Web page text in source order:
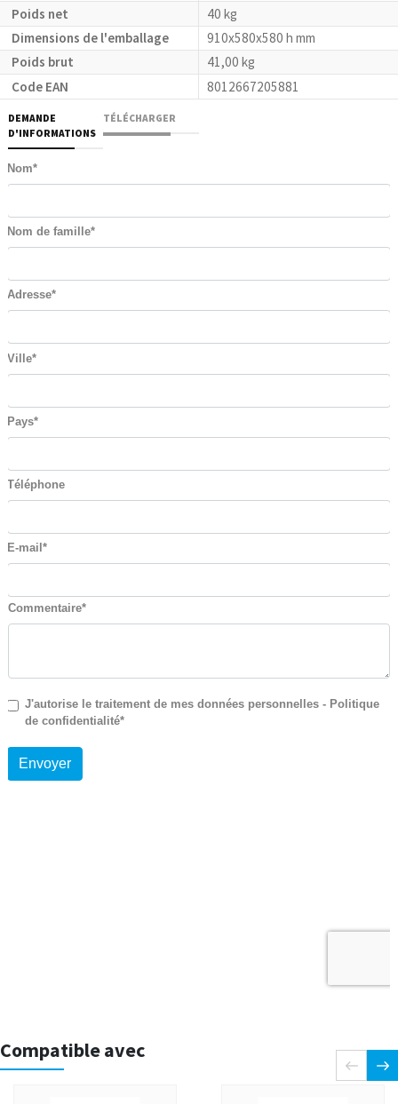
Poids net
40 kg
Dimensions de l'emballage
910x580x580 h mm
Poids brut
41,00 kg
Code EAN
8012667205881
DEMANDE
D'INFORMATIONS
TÉLÉCHARGER
Compatible avec